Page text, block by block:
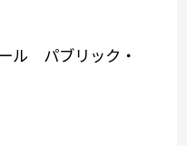
ル パブリック・